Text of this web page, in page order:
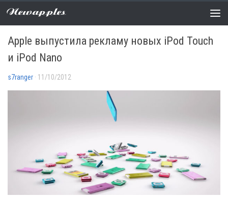
Newapples
НОВОСТИ 0 COMMENTS
Apple выпустила рекламу новых iPod Touch
и iPod Nano
s7ranger · 11/10/2012